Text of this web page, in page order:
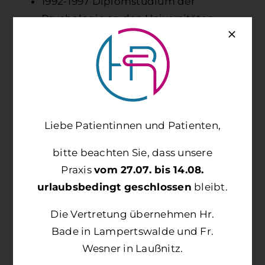
Psychologie an den Universitäten
Leipzig und Konstanz
1997-2004 Studium der Human­medizin
an der Universität Ulm und der
University of the West Indies in Port of
Spain, Trinidad and Tobago
2004 Approbation als Arzt
im Klinikum Biberach/Riß
2005 Dissertation bei Prof. Albert C.
Ludolph, Neurologische Universitäts­
2009 Erwerb der Zusatz­bezeichnung
„Notfallmedizin“
Liebe Patientinnen und Patienten,
bitte beachten Sie, dass unsere
Praxisvom 27.07. bis 14.08.
urlaubsbedingt geschlossen bleibt.
Die Vertretung übernehmen Hr.
Bade in Lampertswalde und Fr.
Wesner in Laußnitz.